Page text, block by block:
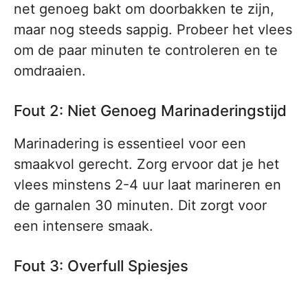
net genoeg bakt om doorbakken te zijn,
maar nog steeds sappig. Probeer het vlees
om de paar minuten te controleren en te
omdraaien.
Fout 2: Niet Genoeg Marinaderingstijd
Marinadering is essentieel voor een
smaakvol gerecht. Zorg ervoor dat je het
vlees minstens 2-4 uur laat marineren en
de garnalen 30 minuten. Dit zorgt voor
een intensere smaak.
Fout 3: Overfull Spiesjes